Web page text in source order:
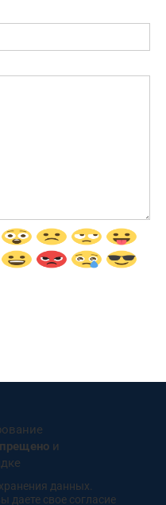
и
данных.
даете свое согласие